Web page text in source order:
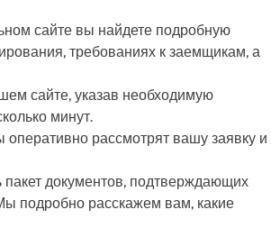
сайте вы найдете подробную
требованиях к заемщикам, а
сайте, указав необходимую
минут.
рассмотрят вашу заявку и
пакет документов, подтверждающих
подробно расскажем вам, какие